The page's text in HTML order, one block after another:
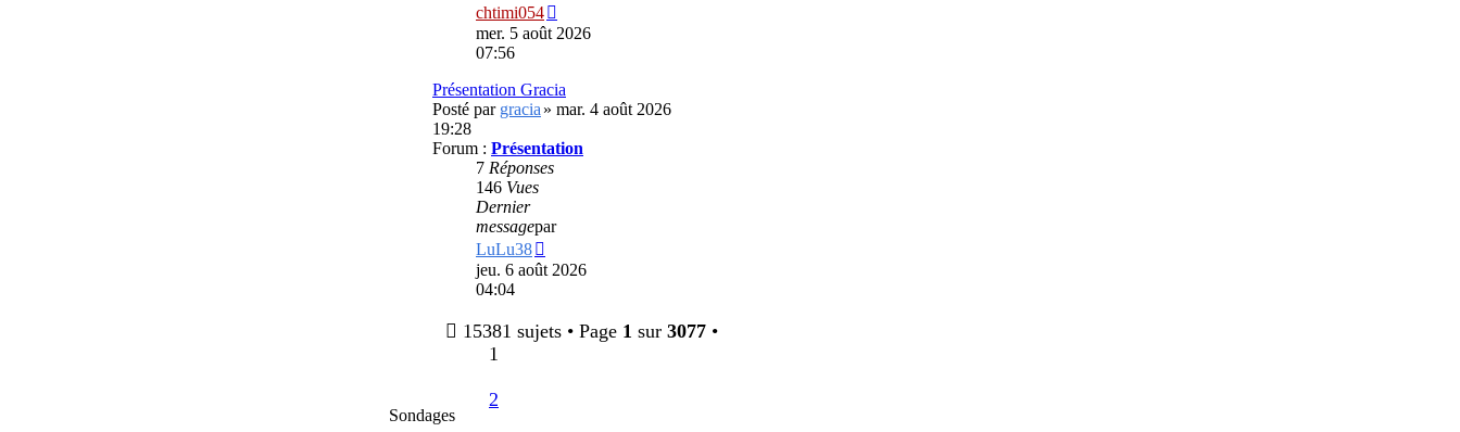
chtimi054
le
mer. 5 août 2026
07:56
Présentation Gracia
Posté par gracia » mar. 4 août 2026
19:28
Forum : Présentation
7 Réponses
146 Vues
Dernier
messagepar
LuLu38
le
jeu. 6 août 2026
04:04
15381 sujets • Page 1 sur 3077 •
1
2
Sondages